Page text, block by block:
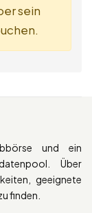
sein
und ein
Über
geeignete
finden.